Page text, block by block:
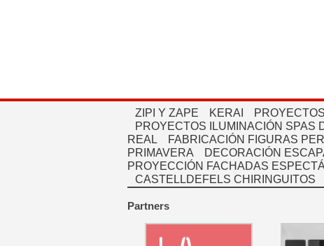
ZIPI Y ZAPE KERAI
PROYECTOS ILUMINACIÓN SPAS
REAL
FABRICACIÓN FIGURAS
PRIMAVERA
DECORACIÓN
PROYECCIÓN FACHADAS
CASTELLDEFELS CHIRINGUITOS
Partners